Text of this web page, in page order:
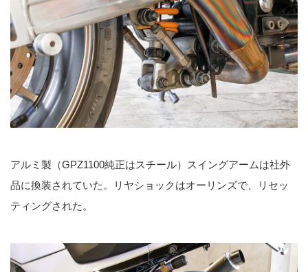
アルミ製（GPZ1100純正はスチール）スイングアームは社外
品に換装されていた。リヤショックはオーリンズで、リセッ
ティングされた。